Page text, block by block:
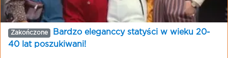
Zakończone
Bardzo eleganccy statyści w wieku 20-
40 lat poszukiwani!